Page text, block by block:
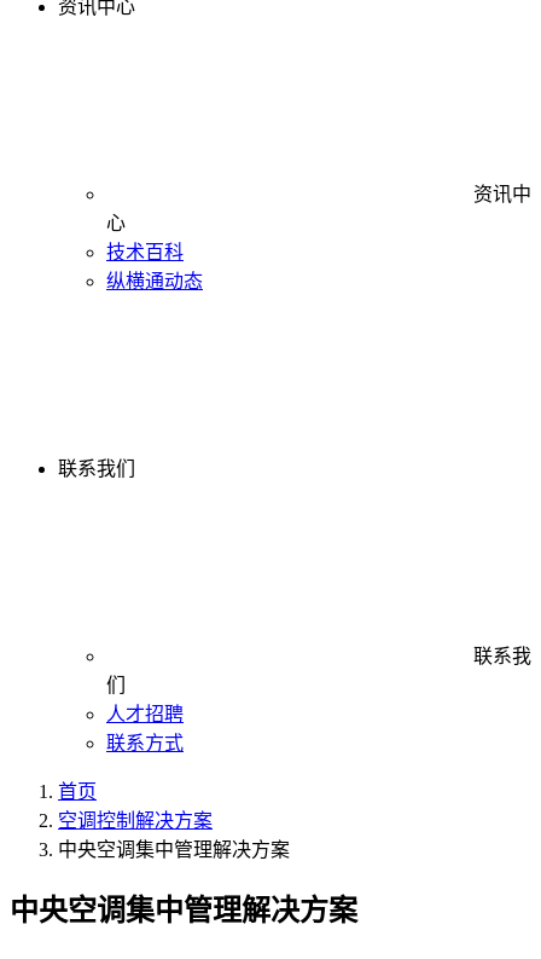
资讯中心
资讯中
心
技术百科
纵横通动态
联系我们
联系我
们
人才招聘
联系方式
首页
空调控制解决方案
中央空调集中管理解决方案
中央空调集中管理解决方案